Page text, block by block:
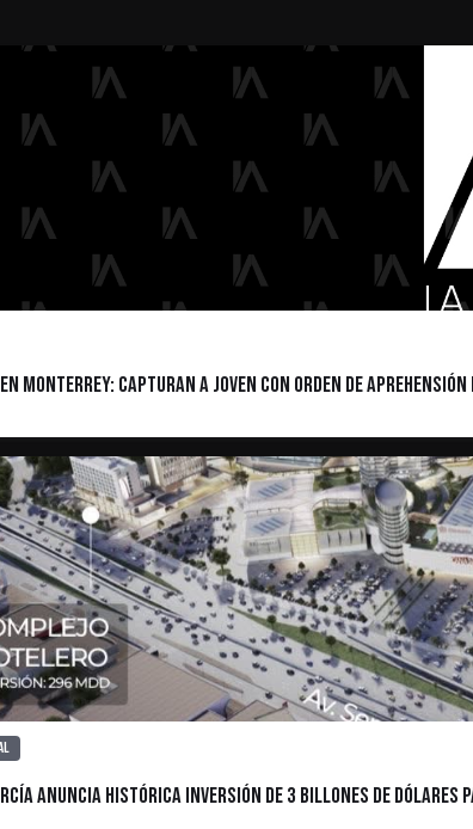
Monterrey: Capturan a Joven con Orden de
anuncia histórica inversión de 3 billones de dólares